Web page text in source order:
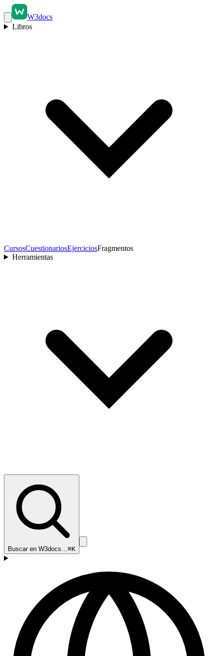
W3docs
Libros
CursosCuestionariosEjerciciosFragmentos
Herramientas
Buscar en W3docs…⌘K